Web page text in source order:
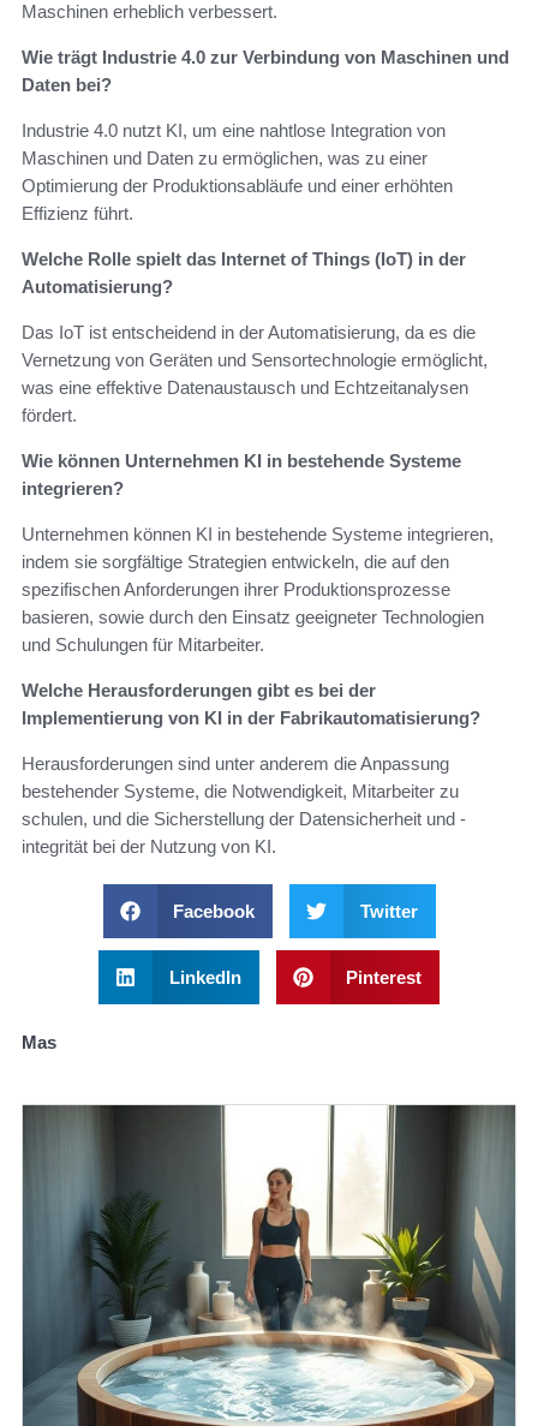
Maschinen erheblich verbessert.
Wie trägt Industrie 4.0 zur Verbindung von Maschinen und
Daten bei?
Industrie 4.0 nutzt KI, um eine nahtlose Integration von
Maschinen und Daten zu ermöglichen, was zu einer
Optimierung der Produktionsabläufe und einer erhöhten
Effizienz führt.
Welche Rolle spielt das Internet of Things (IoT) in der
Automatisierung?
Das IoT ist entscheidend in der Automatisierung, da es die
Vernetzung von Geräten und Sensortechnologie ermöglicht,
was eine effektive Datenaustausch und Echtzeitanalysen
fördert.
Wie können Unternehmen KI in bestehende Systeme
integrieren?
Unternehmen können KI in bestehende Systeme integrieren,
indem sie sorgfältige Strategien entwickeln, die auf den
spezifischen Anforderungen ihrer Produktionsprozesse
basieren, sowie durch den Einsatz geeigneter Technologien
und Schulungen für Mitarbeiter.
Welche Herausforderungen gibt es bei der
Implementierung von KI in der Fabrikautomatisierung?
Herausforderungen sind unter anderem die Anpassung
bestehender Systeme, die Notwendigkeit, Mitarbeiter zu
schulen, und die Sicherstellung der Datensicherheit und -
integrität bei der Nutzung von KI.
Facebook Twitter
LinkedIn Pinterest
Mas